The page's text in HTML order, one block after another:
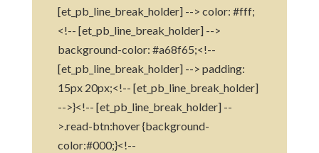
[et_pb_line_break_holder] --> color: #fff;
<!-- [et_pb_line_break_holder] -->
background-color: #a68f65;<!--
[et_pb_line_break_holder] --> padding:
15px 20px;<!-- [et_pb_line_break_holder]
-->}<!-- [et_pb_line_break_holder] --
>.read-btn:hover {background-
color:#000;}<!--